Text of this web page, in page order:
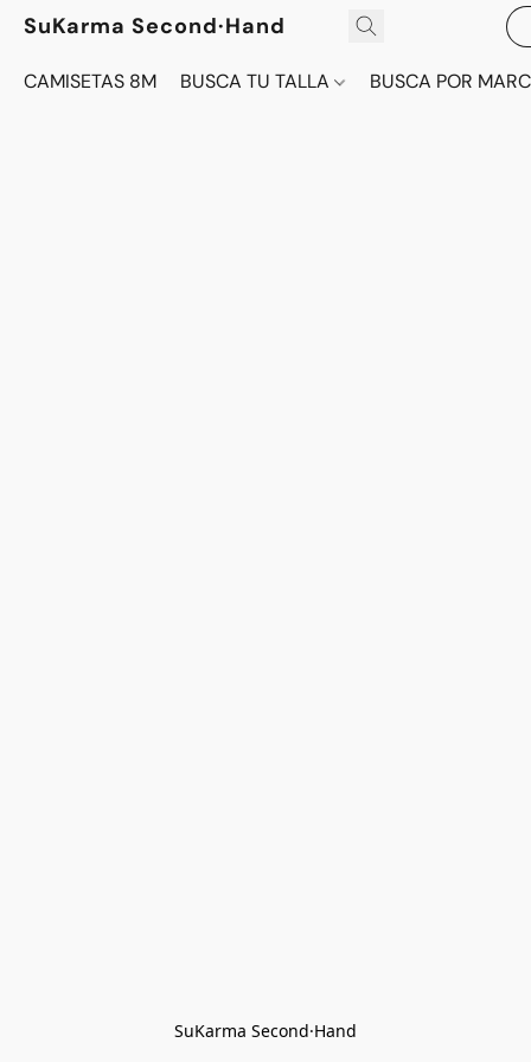
SuKarma Second·Hand
CAMISETAS 8M BUSCA TU TALLA BUSCA POR
SuKarma Second·Hand